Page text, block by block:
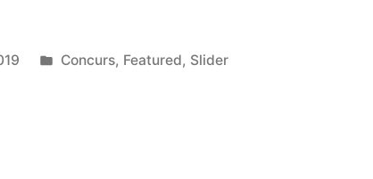
Publicat
Concurs, Featured, Slider